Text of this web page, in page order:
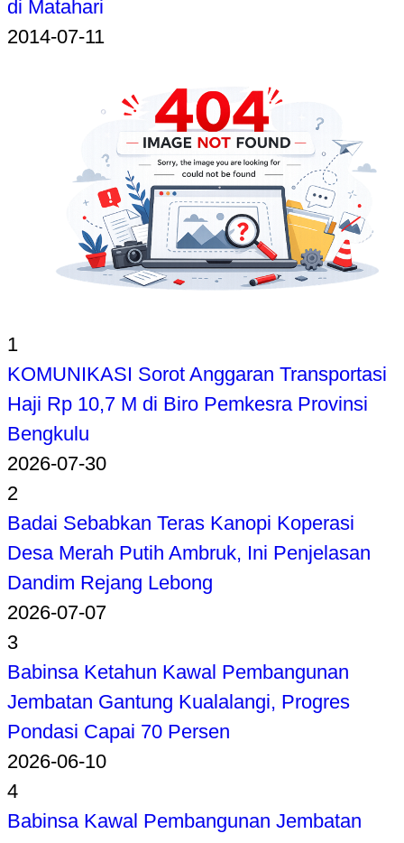
di Matahari
2014-07-11
1
KOMUNIKASI Sorot Anggaran Transportasi
Haji Rp 10,7 M di Biro Pemkesra Provinsi
Bengkulu
2026-07-30
2
Badai Sebabkan Teras Kanopi Koperasi
Desa Merah Putih Ambruk, Ini Penjelasan
Dandim Rejang Lebong
2026-07-07
3
Babinsa Ketahun Kawal Pembangunan
Jembatan Gantung Kualalangi, Progres
Pondasi Capai 70 Persen
2026-06-10
4
Babinsa Kawal Pembangunan Jembatan